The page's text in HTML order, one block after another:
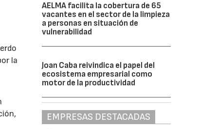
la
AELMA facilita la cobertura de 65
vacantes en el sector de la limpieza
a personas en situación de
vulnerabilidad
Joan Caba reivindica el papel del
ecosistema empresarial como
motor de la productividad
EMPRESAS DESTACADAS